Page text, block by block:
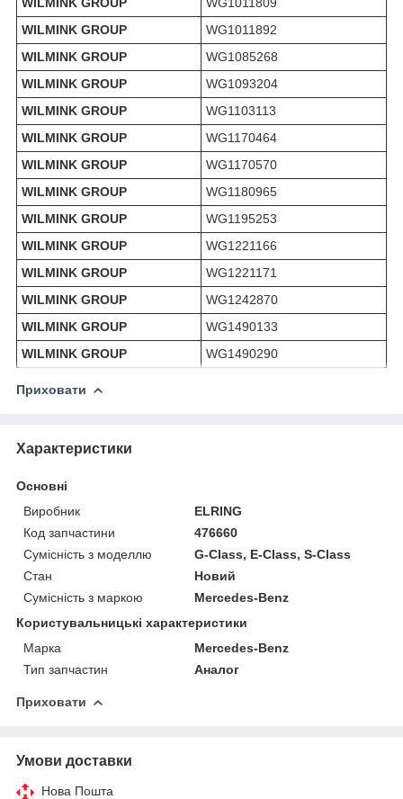
WILMINK GROUP
WG1011892
WILMINK GROUP
WG1085268
WILMINK GROUP
WG1093204
WILMINK GROUP
WG1103113
WILMINK GROUP
WG1170464
WILMINK GROUP
WG1170570
WILMINK GROUP
WG1180965
WILMINK GROUP
WG1195253
WILMINK GROUP
WG1221166
WILMINK GROUP
WG1221171
WILMINK GROUP
WG1242870
WILMINK GROUP
WG1490133
WILMINK GROUP
WG1490290
Приховати
Характеристики
Основні
Виробник
ELRING
Код запчастини
476660
Сумісність з моделлю
G-Class, E-Class, S-Class
Стан
Новий
Сумісність з маркою
Mercedes-Benz
Користувальницькі характеристики
Марка
Mercedes-Benz
Тип запчастин
Аналог
Приховати
Умови доставки
Нова Пошта